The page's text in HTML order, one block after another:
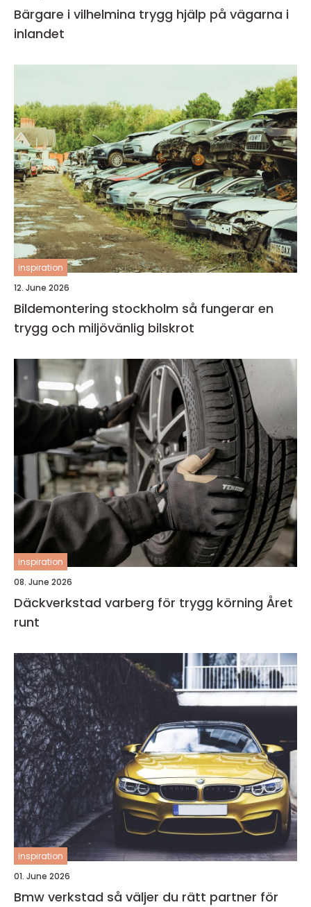
Bärgare i vilhelmina trygg hjälp på vägarna i
inlandet
inspiration
12. June 2026
Bildemontering stockholm så fungerar en
trygg och miljövänlig bilskrot
inspiration
08. June 2026
Däckverkstad varberg för trygg körning Året
runt
inspiration
01. June 2026
Bmw verkstad så väljer du rätt partner för